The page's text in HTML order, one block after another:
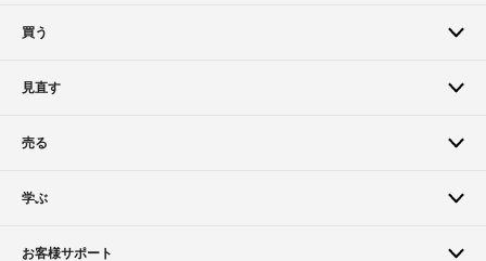
買う
見直す
売る
学ぶ
お客様サポート